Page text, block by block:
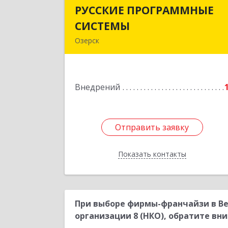
РУССКИЕ ПРОГРАММНЫЕ
СИСТЕМЫ
Озерск
Внедрений 1
Отправить заявку
Показать контакты
РУССКИЕ ПРОГРАММНЫЕ
Подробнее
Отправить заявку
Назад
При выборе фирмы-франчайзи в
организации 8 (НКО), обратите